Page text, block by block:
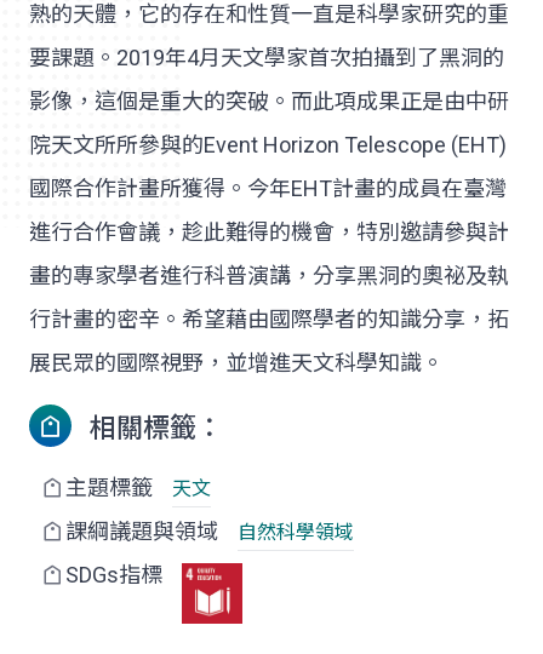
熟的天體，它的存在和性質一直是科學家研究的重
要課題。2019年4月天文學家首次拍攝到了黑洞的
影像，這個是重大的突破。而此項成果正是由中研
院天文所所參與的Event Horizon Telescope (EHT)
國際合作計畫所獲得。今年EHT計畫的成員在臺灣
進行合作會議，趁此難得的機會，特別邀請參與計
畫的專家學者進行科普演講，分享黑洞的奧祕及執
行計畫的密辛。希望藉由國際學者的知識分享，拓
展民眾的國際視野，並增進天文科學知識。
相關標籤：
主題標籤 天文
課綱議題與領域 自然科學領域
SDGs指標